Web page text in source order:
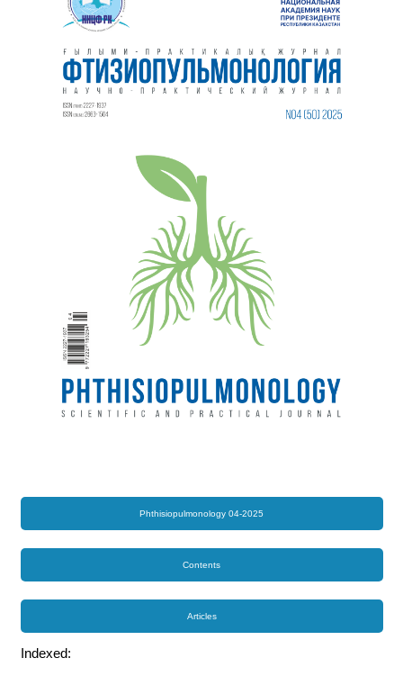
Phthisiopulmonology 04-2025
Contents
Articles
Indexed: